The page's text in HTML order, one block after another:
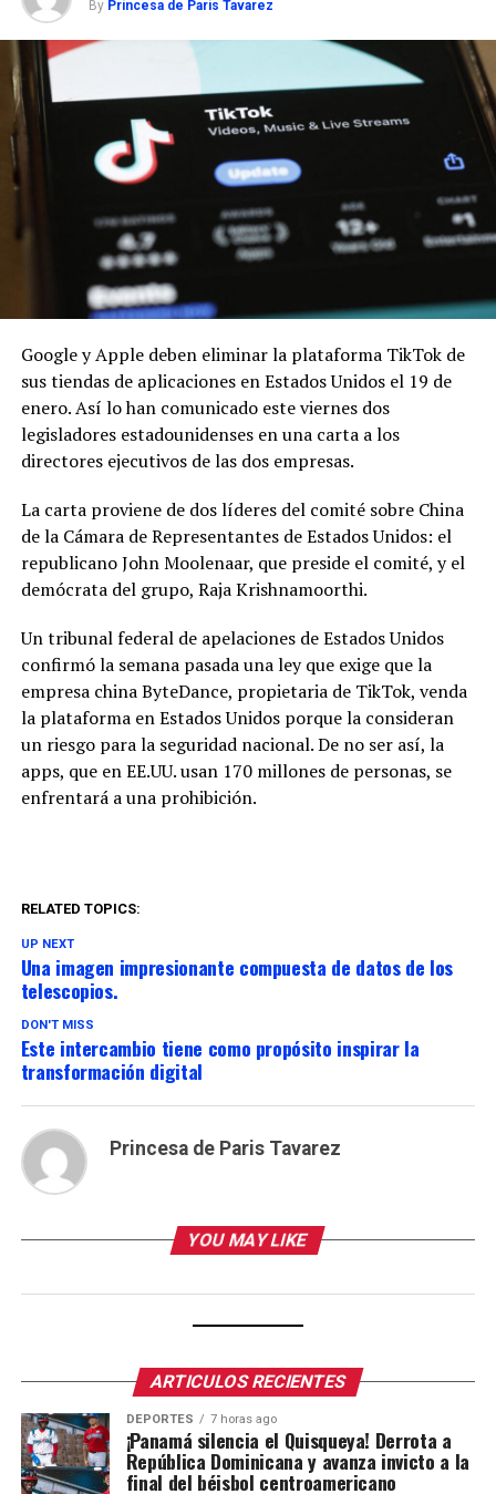
By Princesa de Paris Tavarez
Google y Apple deben eliminar la plataforma TikTok de
sus tiendas de aplicaciones en Estados Unidos el 19 de
enero. Así lo han comunicado este viernes dos
legisladores estadounidenses en una carta a los
directores ejecutivos de las dos empresas.
La carta proviene de dos líderes del comité sobre China
de la Cámara de Representantes de Estados Unidos: el
republicano John Moolenaar, que preside el comité, y el
demócrata del grupo, Raja Krishnamoorthi.
Un tribunal federal de apelaciones de Estados Unidos
confirmó la semana pasada una ley que exige que la
empresa china ByteDance, propietaria de TikTok, venda
la plataforma en Estados Unidos porque la consideran
un riesgo para la seguridad nacional. De no ser así, la
apps, que en EE.UU. usan 170 millones de personas, se
enfrentará a una prohibición.
RELATED TOPICS:
UP NEXT
Una imagen impresionante compuesta de datos de los
telescopios.
DON'T MISS
Este intercambio tiene como propósito inspirar la
transformación digital
Princesa de Paris Tavarez
YOU MAY LIKE
ARTICULOS RECIENTES
DEPORTES 7 horas ago
¡Panamá silencia el Quisqueya! Derrota a
República Dominicana y avanza invicto a la
final del béisbol centroamericano